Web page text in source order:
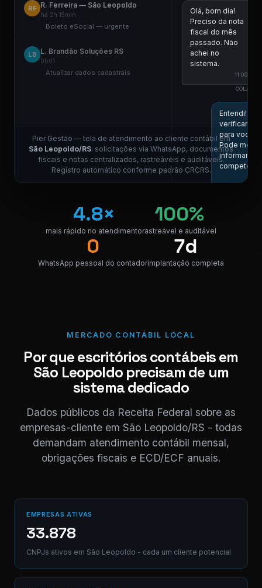
RF R. Ferreira — São Leopoldo
há 2h 15min
Boleto eSocial — urgente
LB L. Brandão Soluções RS
9h01
Atualizar dados cadastrais
Olá, bom dia!
Preciso da nota
fiscal do mês
passado. Não
achei no
sistema.
11:00
Entendi! Vou
verificar
para você.
Pode me
informar a
05/2026, por
favor.
Perfeito,
obrigado! 😊
⚠ Nota interna
enviada. Registrado
AB12-CD.
Pier Gestão — tela de atendimento ao cliente contábil em
São Leopoldo/RS: solicitações via WhatsApp, documentos
fiscais e notas centralizados, rastreáveis e auditáveis.
Registro automático conforme padrão CRCRS.
4.8×
mais rápido no atendimento
100%
rastreável e auditável
0
WhatsApp pessoal do contador
7d
implantação completa
MERCADO CONTÁBIL LOCAL
Por que escritórios contábeis em
São Leopoldo precisam de um
sistema dedicado
Dados públicos da Receita Federal sobre as
empresas-cliente em São Leopoldo/RS - todas
demandam atendimento contábil mensal,
obrigações fiscais e ECD/ECF anuais.
EMPRESAS ATIVAS
33.878
CNPJs ativos em São Leopoldo - cada um cliente potencial